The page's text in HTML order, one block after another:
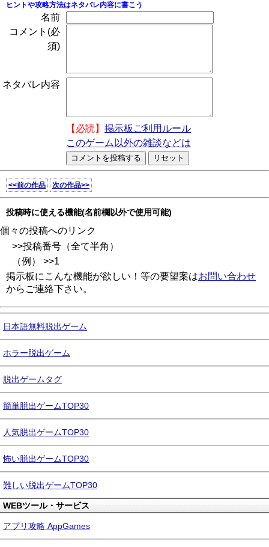
ヒントや攻略方法はネタバレ内容に書こう
名前
コメント(必
須)
ネタバレ内容
【必読】 掲示板ご利用ルール
このゲーム以外の雑談などは
<<前の作品 次の作品>>
投稿時に使える機能(名前欄以外で使用可能)
個々の投稿へのリンク
>>投稿番号（全て半角）
（例） >>1
掲示板にこんな機能が欲しい！等の要望案はお問い合わせ
からご連絡下さい。
日本語無料脱出ゲーム
ホラー脱出ゲーム
脱出ゲームタグ
簡単脱出ゲームTOP30
人気脱出ゲームTOP30
怖い脱出ゲームTOP30
難しい脱出ゲームTOP30
WEBツール・サービス
アプリ攻略 AppGames